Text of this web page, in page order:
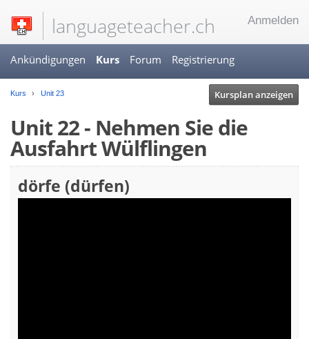
languageteacher.ch Anmelden
Ankündigungen Kurs Forum Registrierung
Kursplan anzeigen
Kurs Unit 23
Unit 22 - Nehmen Sie die
Ausfahrt Wülflingen
dörfe (dürfen)